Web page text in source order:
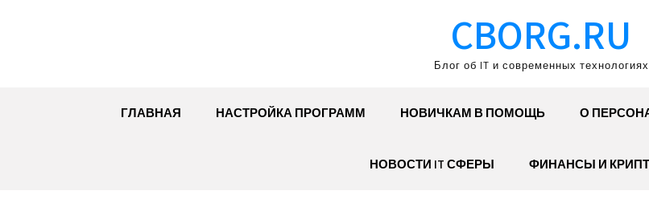
CBORG.RU
Блог об IT и современных технологиях
ГЛАВНАЯ НАСТРОЙКА ПРОГРАММ НОВИЧКАМ В ПОМОЩЬ О
НОВОСТИ IT СФЕРЫ ФИНАНСЫ И